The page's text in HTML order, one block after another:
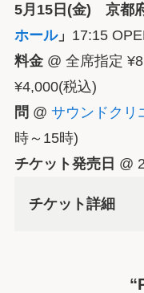
5月15日(金) 京都
ホール」 17:15
料金@ 全席指定
¥4,000(税込)
問 @ サウンドクリ
時～15時)
チケット発売日 @
チケット詳細